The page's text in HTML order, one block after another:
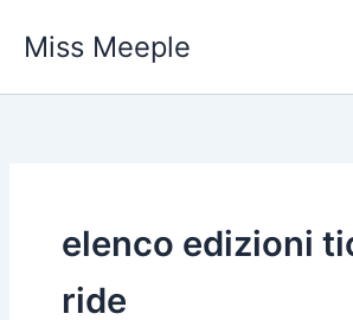
Miss Meeple
elenco edizioni
ride